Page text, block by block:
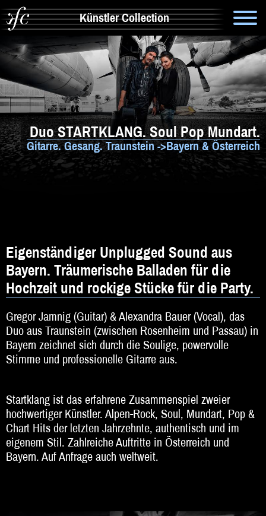
Künstler Collection
Suche
Info
Artistik & Tanz
Bands
Solomusiker
Comedy
DJ
Hochzeitsband
Jazz & Swing
Klassische Musik
Oktoberfestband
Rockband
Schlagerband
Gitarre. Gesang. Traunstein ->Bayern & Österreich
Duo STARTKLANG. Soul Pop Mundart.
Eigenständiger Unplugged Sound aus
Bayern. Träumerische Balladen für die
Hochzeit und rockige Stücke für die Party.
Gregor Jamnig (Guitar) & Alexandra Bauer (Vocal), das
Duo aus Traunstein (zwischen Rosenheim und Passau) in
Bayern zeichnet sich durch die Soulige, powervolle
Stimme und professionelle Gitarre aus.
Startklang ist das erfahrene Zusammenspiel zweier
hochwertiger Künstler. Alpen-Rock, Soul, Mundart, Pop &
Chart Hits der letzten Jahrzehnte, authentisch und im
eigenem Stil. Zahlreiche Auftritte in Österreich und
Bayern. Auf Anfrage auch weltweit.